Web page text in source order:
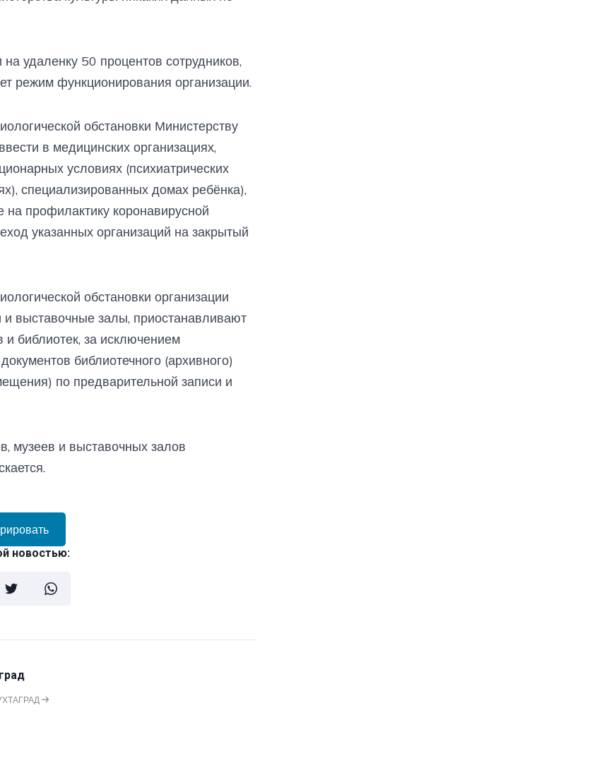
удаленку 50 процентов сотрудников,
режим функционирования организации.
обстановки Министерству
в медицинских организациях,
условиях (психиатрических
специализированных домах ребёнка),
профилактику коронавирусной
указанных организаций на закрытый
обстановки организации
и выставочные залы, приостанавливают
и библиотек, за исключением
библиотечного (архивного)
по предварительной записи и
музеев и выставочных залов
новостью: